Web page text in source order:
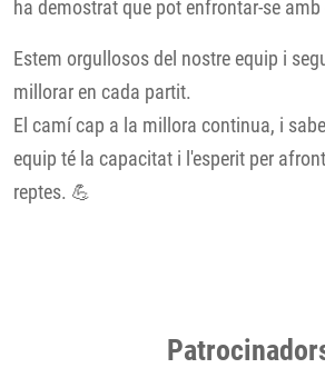
ha demostrat que pot enfrontar-se
Estem orgullosos del nostre equip i
millorar en cada partit.
El camí cap a la millora continua, i
equip té la capacitat i l'esperit per
reptes. 💪